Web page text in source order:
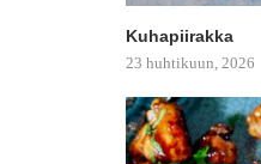
Kuhapiirakka
23 huhtikuun, 2026